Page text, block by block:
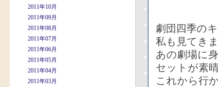
2011年10月
2011年09月
2011年08月
2011年07月
2011年06月
2011年05月
2011年04月
2011年03月
劇団四季の
私も見てき
あの劇場に
セットが素
これから行